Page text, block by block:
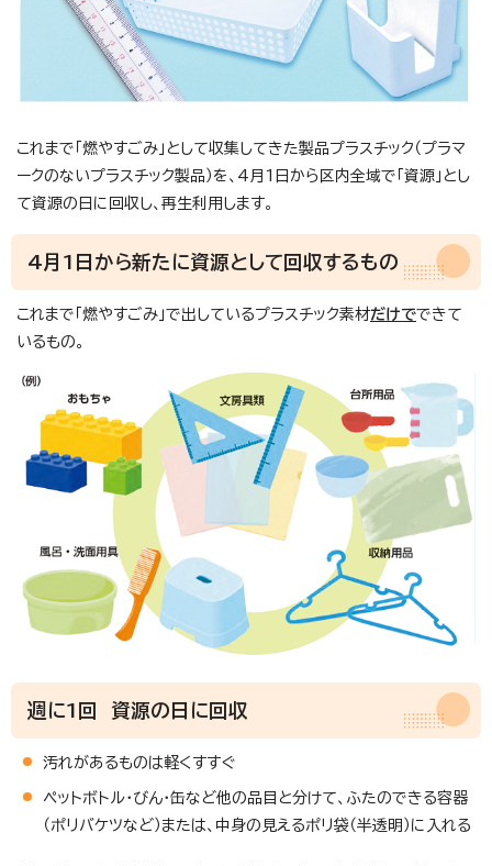
これまで「燃やすごみ」として収集してきた製品プラスチック（プラマ
ークのないプラスチック製品）を、4月1日から区内全域で「資源」とし
て資源の日に回収し、再生利用します。
4月1日から新たに資源として回収するもの
これまで「燃やすごみ」で出しているプラスチック素材だけでできて
いるもの。
週に1回 資源の日に回収
汚れがあるものは軽くすすぐ
ペットボトル・びん・缶など他の品目と分けて、ふたのできる容器
（ポリバケツなど）または、中身の見えるポリ袋（半透明）に入れる